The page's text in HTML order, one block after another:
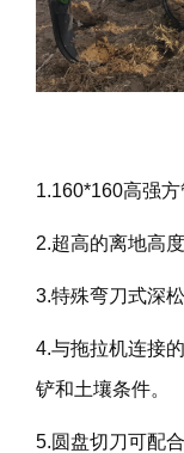
1.160*160高强方
2.超高的离地高
3.特殊弯刀式深
4.与拖拉机连接
铲和土壤条件。
5.圆盘切刀可配